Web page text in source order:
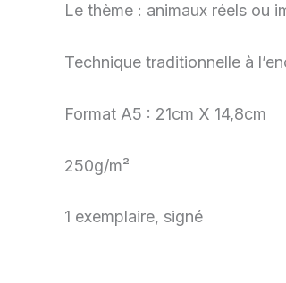
Le thème : animaux réels ou
Technique traditionnelle à
Format A5 : 21cm X 14,8cm
250g/m²
1 exemplaire, signé